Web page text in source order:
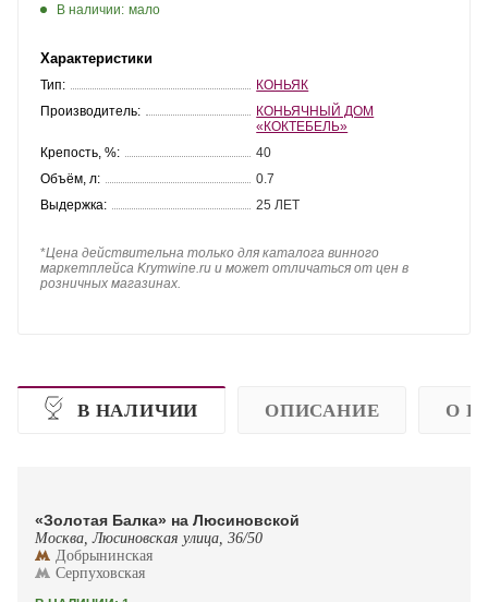
В наличии: мало
Характеристики
Тип:
КОНЬЯК
Производитель:
КОНЬЯЧНЫЙ ДОМ
«КОКТЕБЕЛЬ»
Крепость, %:
40
Объём, л:
0.7
Выдержка:
25 ЛЕТ
*Цена действительна только для каталога винного
маркетплейса Krymwine.ru и может отличаться от цен в
розничных магазинах.
В НАЛИЧИИ ОПИСАНИЕ О
«Золотая Балка» на Люсиновской
Москва, Люсиновская улица, 36/50
Добрынинская
Серпуховская